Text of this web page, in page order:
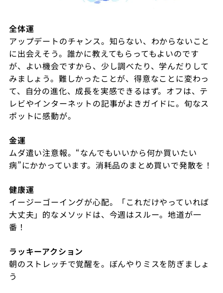
全体運
アップデートのチャンス。知らない、わからないこと
に出会えそう。誰かに教えてもらってもよいのです
が、よい機会ですから、少し調べたり、学んだりして
みましょう。難しかったことが、得意なことに変わっ
て、自分の進化、成長を実感できるはず。オフは、テ
レビやインターネットの記事がよきガイドに。旬なス
ポットに感動が。
金運
ムダ遣い注意報。“なんでもいいから何か買いたい
病”にかかっています。消耗品のまとめ買いで発散を！
健康運
イージーゴーイングが心配。「これだけやっていれば
大丈夫」的なメソッドは、今週はスルー。地道が一
番！
ラッキーアクション
朝のストレッチで覚醒を。ぼんやりミスを防ぎましょ
う